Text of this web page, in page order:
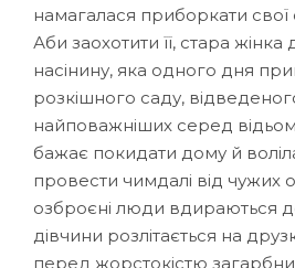
намагалася приборкати
Аби заохотити її, стара жінка
насінину, яка одного дня
розкішного саду,
найповажніших серед
бажає покидати дому й
провести чимдалі від чужих
озброєні люди вдираються до
дівчини розлітається на
перед жорстокістю